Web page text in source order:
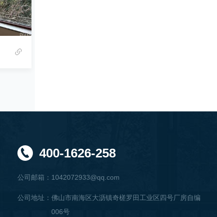
400-1626-258
公司邮箱： 1042072933@qq.com
公司地址： 佛山市南海区大沥镇奇槎罗田工业区四号厂房自编
006号